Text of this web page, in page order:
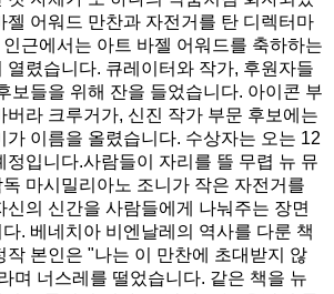
젤 어워드 만찬과 자전거를 탄 디렉터마
근에서는 아트 바젤 어워드를 축하하는
열렸습니다. 큐레이터와 작가, 후원자들
보들을 위해 잔을 들었습니다. 아이콘 부
버라 크루거가, 신진 작가 부문 후보에는
가 이름을 올렸습니다. 수상자는 오는 12
정입니다.사람들이 자리를 뜰 무렵 뉴 뮤
마시밀리아노 조니가 작은 자전거를
신의 신간을 사람들에게 나눠주는 장면
. 베네치아 비엔날레의 역사를 다룬 책
작 본인은 "나는 이 만찬에 초대받지 않
며 너스레를 떨었습니다. 같은 책을 뉴